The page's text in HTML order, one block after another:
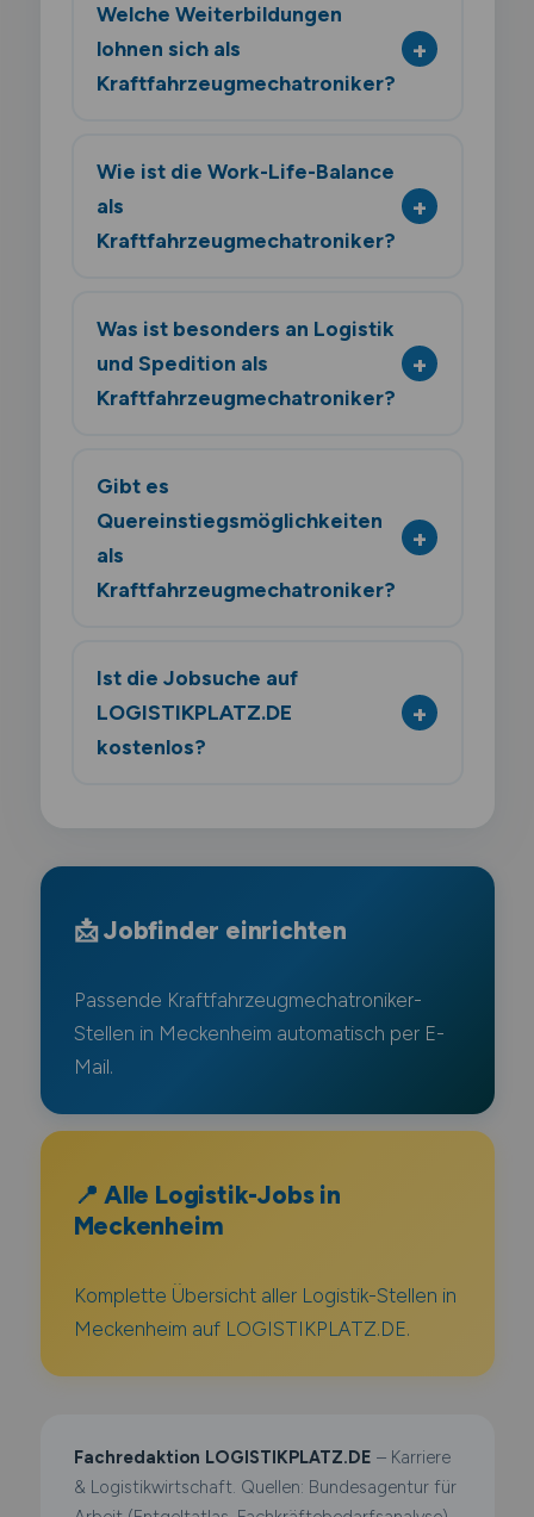
Welche Weiterbildungen
lohnen sich als
Kraftfahrzeugmechatroniker?
Wie ist die Work-Life-Balance
als
Kraftfahrzeugmechatroniker?
Was ist besonders an Logistik
und Spedition als
Kraftfahrzeugmechatroniker?
Gibt es
Quereinstiegsmöglichkeiten
als
Kraftfahrzeugmechatroniker?
Ist die Jobsuche auf
LOGISTIKPLATZ.DE
kostenlos?
📩 Jobfinder einrichten
Passende Kraftfahrzeugmechatroniker-
Stellen in Meckenheim automatisch per E-
Mail.
📍 Alle Logistik-Jobs in
Meckenheim
Komplette Übersicht aller Logistik-Stellen in
Meckenheim auf LOGISTIKPLATZ.DE.
Fachredaktion LOGISTIKPLATZ.DE – Karriere
& Logistikwirtschaft. Quellen: Bundesagentur für